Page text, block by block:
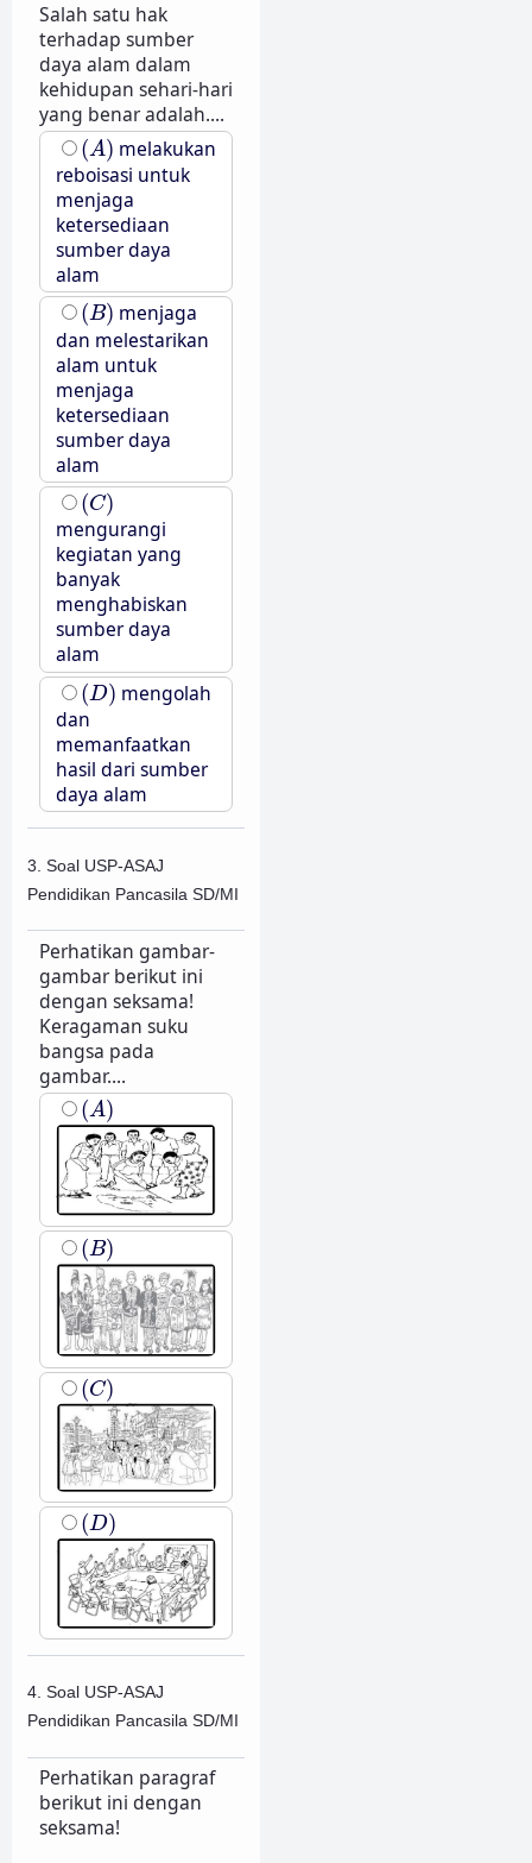
Salah satu hak
terhadap sumber
daya alam dalam
kehidupan sehari-hari
yang benar adalah....
(A)
(A) melakukan
reboisasi untuk
menjaga
ketersediaan
sumber daya
alam
(B)
(B) menjaga
dan melestarikan
alam untuk
menjaga
ketersediaan
sumber daya
alam
(C)
(C)
mengurangi
kegiatan yang
banyak
menghabiskan
sumber daya
alam
(D)
(D) mengolah
dan
memanfaatkan
hasil dari sumber
daya alam
3. Soal USP-ASAJ
Pendidikan Pancasila SD/MI
Perhatikan gambar-
gambar berikut ini
dengan seksama!
Keragaman suku
bangsa pada
gambar....
(A)
(A)
(B)
(B)
(C)
(C)
(D)
(D)
4. Soal USP-ASAJ
Pendidikan Pancasila SD/MI
Perhatikan paragraf
berikut ini dengan
seksama!